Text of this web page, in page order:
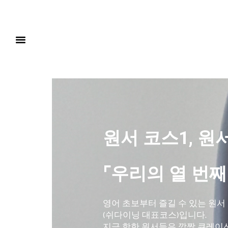
원서 코스1, 원
⌜우리의 열 번
영어 초보부터 즐길 수 있는 원
(쉬다이닝 대표코스)입니다.